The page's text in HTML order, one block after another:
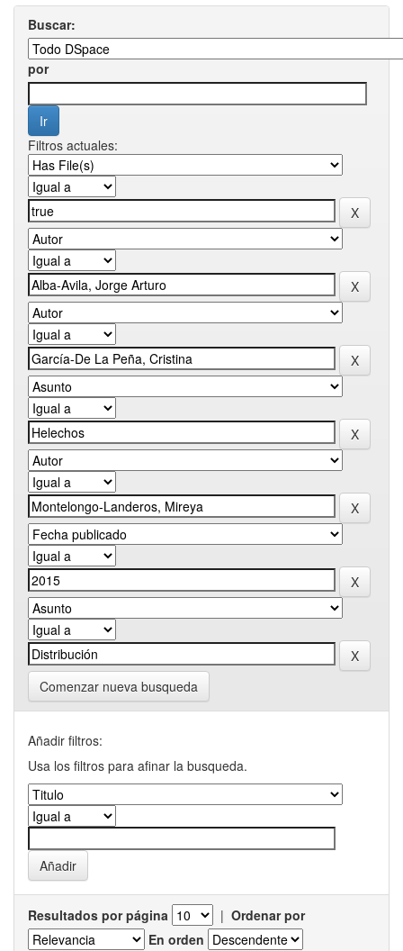
Buscar:
por
Filtros actuales:
Comenzar nueva busqueda
Añadir filtros:
Usa los filtros para afinar la busqueda.
Resultados por página | Ordenar por
En orden